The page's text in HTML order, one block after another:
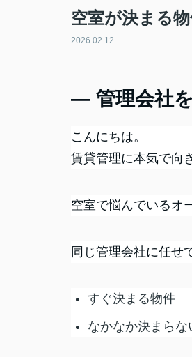
空室が決まる
2026.02.12
― 管理会社
こんにちは。
賃貸管理に本気で向
空室で悩んでいるオ
同じ管理会社に任せ
すぐ決まる物件
なかなか決まらな